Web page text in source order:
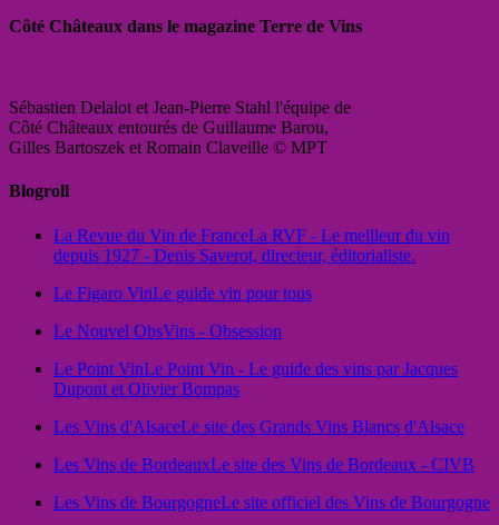
Côté Châteaux dans le magazine Terre de Vins
Sébastien Delalot et Jean-Pierre Stahl l'équipe de
Côté Châteaux entourés de Guillaume Barou,
Gilles Bartoszek et Romain Claveille © MPT
Blogroll
La Revue du Vin de FranceLa RVF - Le meilleur du vin
depuis 1927 - Denis Saverot, directeur, éditorialiste.
Le Figaro VinLe guide vin pour tous
Le Nouvel ObsVins - Obsession
Le Point VinLe Point Vin - Le guide des vins par Jacques
Dupont et Olivier Bompas
Les Vins d'AlsaceLe site des Grands Vins Blancs d'Alsace
Les Vins de BordeauxLe site des Vins de Bordeaux - CIVB
Les Vins de BourgogneLe site officiel des Vins de Bourgogne